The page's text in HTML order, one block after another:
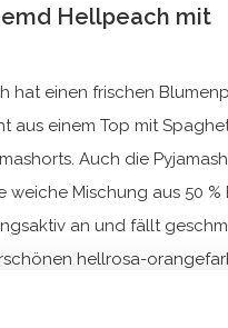
Hellpeach mit
hat einen frischen
aus einem Top mit
Auch die
weiche Mischung aus 50
an und fällt
hellrosa-
in denen Sie Komfort und